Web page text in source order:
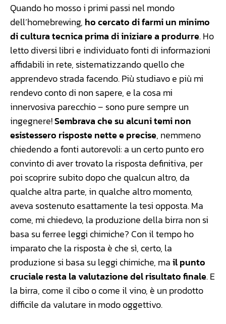
Quando ho mosso i primi passi nel mondo
dell’homebrewing, ho cercato di farmi un minimo
di cultura tecnica prima di iniziare a produrre. Ho
letto diversi libri e individuato fonti di informazioni
affidabili in rete, sistematizzando quello che
apprendevo strada facendo. Più studiavo e più mi
rendevo conto di non sapere, e la cosa mi
innervosiva parecchio – sono pure sempre un
ingegnere!Sembrava che su alcuni temi non
esistessero risposte nette e precise, nemmeno
chiedendo a fonti autorevoli: a un certo punto ero
convinto di aver trovato la risposta definitiva, per
poi scoprire subito dopo che qualcun altro, da
qualche altra parte, in qualche altro momento,
aveva sostenuto esattamente la tesi opposta. Ma
come, mi chiedevo, la produzione della birra non si
basa su ferree leggi chimiche? Con il tempo ho
imparato che la risposta è che sì, certo, la
produzione si basa su leggi chimiche, mail punto
cruciale resta la valutazione del risultato finale. E
la birra, come il cibo o come il vino, è un prodotto
difficile da valutare in modo oggettivo.